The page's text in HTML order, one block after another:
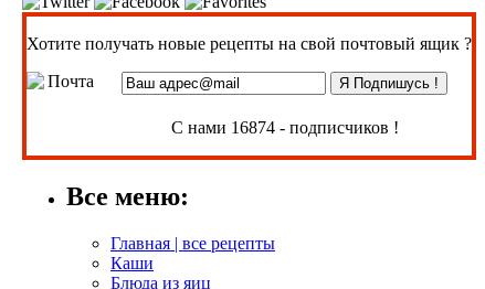
Хотите получать новые рецепты на свой почтовый ящик ?
С нами 16874 - подписчиков !
Все меню:
Главная | все рецепты
Каши
Блюда из яиц